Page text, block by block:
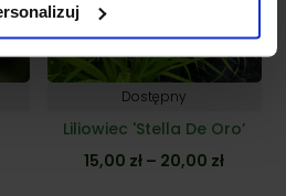
Dostępny
Liliowiec 'Stella De Oro’
15,00 zł – 20,00 złZakres